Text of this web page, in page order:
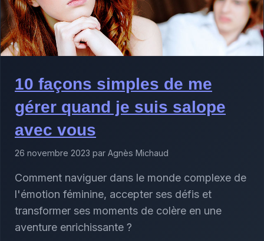
10 façons simples de me
gérer quand je suis salope
avec vous
26 novembre 2023 par Agnès Michaud
Comment naviguer dans le monde complexe de
l'émotion féminine, accepter ses défis et
transformer ses moments de colère en une
aventure enrichissante ?